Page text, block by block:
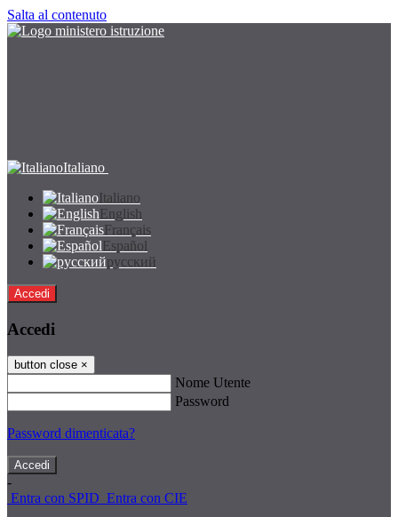
Salta al contenuto
Italiano
Italiano
English
Français
Español
русский
Accedi
Accedi
button close ×
Nome Utente
Password
Password dimenticata?
-
Entra con SPID Entra con CIE